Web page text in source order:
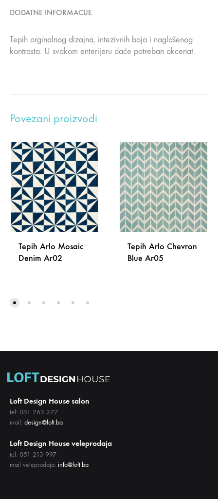
DODATNE INFORMACIJE
Tepih orginalnog dizajna, intezivnih boja i naglašenog
kontrasta. U svakom enterijeru daće potreban akcenat.
Povezani proizvodi
Tepih Arlo Mosaic
Denim Ar02
Tepih Arlo Chevron
Blue Ar05
Loft Design House salon
tel: 051 263 277
mail: design@loft.ba
Loft Design House veleprodaja
tel: 051 213 997
mail veleprodaja: info@loft.ba